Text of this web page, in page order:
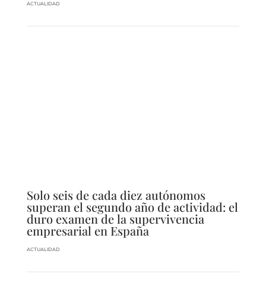
ACTUALIDAD
Solo seis de cada diez autónomos
superan el segundo año de actividad: el
duro examen de la supervivencia
empresarial en España
ACTUALIDAD